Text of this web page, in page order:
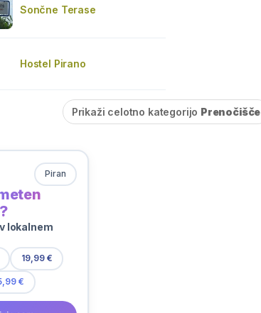
Sončne Terase
Hostel Pirano
Prikaži celotno kategorijo Prenočišče
Piran
lokalnem
19,99 €
€